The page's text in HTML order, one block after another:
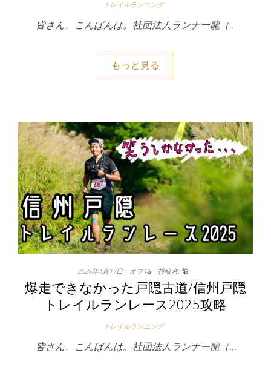
トレイルランニング
皆さん、こんばんは。社団法人ランナー龍（…
もっと見る
2026年1月17日 オフ 投稿者: 龍
爆走できなかった戸隠古道/信州戸隠
トレイルランレース2025攻略
トレイルランニング
皆さん、こんばんは。社団法人ランナー龍（…